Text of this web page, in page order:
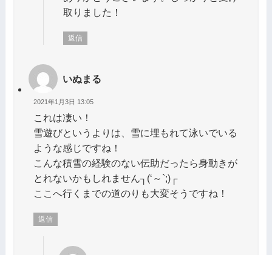
取りました！
返信
いぬまる
2021年1月3日 13:05
これは凄い！
雪遊びというよりは、雪に埋もれて泳いでいる
ような感じですね！
こんな積雪の経験のない伝助だったら身動きが
とれないかもしれません┐(‘～`;)┌
ここへ行くまでの道のりも大変そうですね！
返信